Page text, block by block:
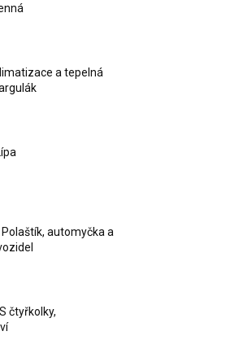
a tepelná
automyčka a
čtyřkolky,